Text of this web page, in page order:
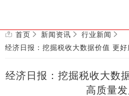
首页 新闻资讯
行业新闻
经济日报：挖掘税收大数据价值 更
经济日报：挖掘税收大数
高质量